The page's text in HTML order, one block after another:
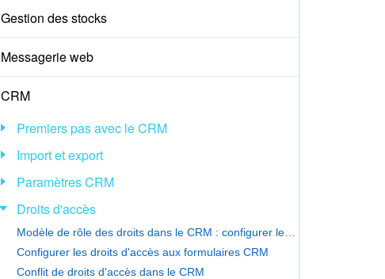
Gestion des stocks
Messagerie web
CRM
Premiers pas avec le CRM
Import et export
Paramètres CRM
Droits d'accès
Configurer les droits d'accès aux formulaires CRM
Conflit de droits d'accès dans le CRM